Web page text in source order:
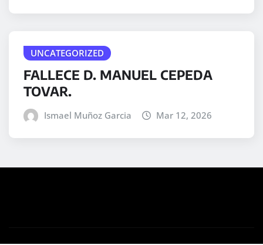
UNCATEGORIZED
FALLECE D. MANUEL CEPEDA
TOVAR.
Ismael Muñoz Garcia Mar 12, 2026